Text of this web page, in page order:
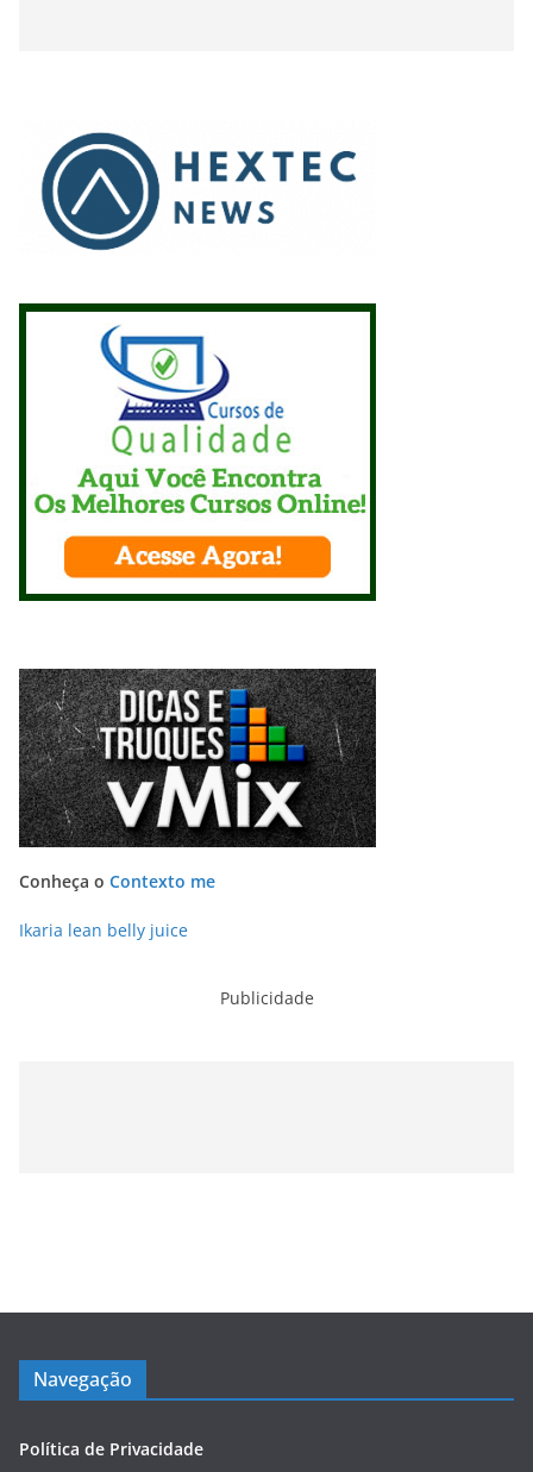
Conheça o Contexto me
Ikaria lean belly juice
Publicidade
Navegação
Política de Privacidade